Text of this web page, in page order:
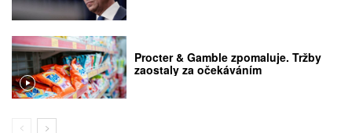
Procter & Gamble zpomaluje. Tržby
zaostaly za očekáváním